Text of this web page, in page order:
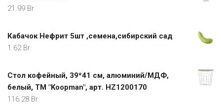
21.99 Br
Кабачок Нефрит 5шт ,семена,сибирский сад
1.62 Br
Стол кофейный, 39*41 см, алюминий/МДФ,
белый, ТМ "Koopman", арт. HZ1200170
116.28 Br